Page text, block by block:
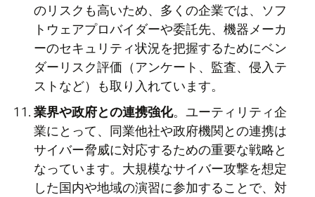
のリスクも高いため、多くの企業では、ソフ
トウェアプロバイダーや委託先、機器メーカ
ーのセキュリティ状況を把握するためにベン
ダーリスク評価（アンケート、監査、侵入テ
ストなど）も取り入れています。
業界や政府との連携強化。ユーティリティ企
業にとって、同業他社や政府機関との連携は
サイバー脅威に対応するための重要な戦略と
なっています。大規模なサイバー攻撃を想定
した国内や地域の演習に参加することで、対